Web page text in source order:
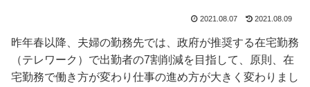
2021.08.07 2021.08.09
昨年春以降、夫婦の勤務先では、政府が推奨する在宅勤務
（テレワーク）で出勤者の7割削減を目指して、原則、在
宅勤務で働き方が変わり仕事の進め方が大きく変わりまし